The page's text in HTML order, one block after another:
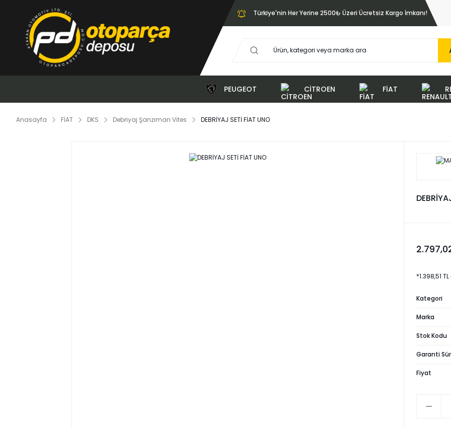
Türkiye'nin Her Yerine 2500₺ Üzeri Ücretsiz Kargo İmkanı!
PEUGEOT CİTROEN FİAT
Anasayfa FİAT DKS Debriyaj Şanzıman Vites DEBRİYAJ SETİ FİAT UNO
*1.398,51
Kategori
Marka
Stok Kodu
Garanti
Fiyat